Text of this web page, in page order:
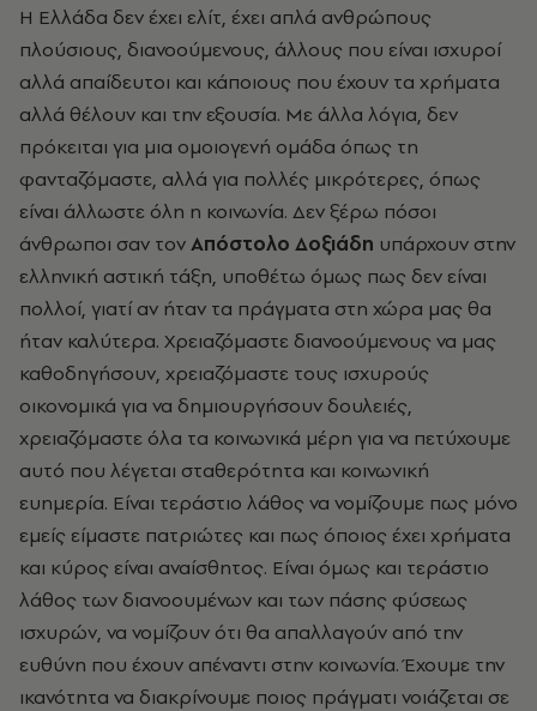
Η Ελλάδα δεν έχει ελίτ, έχει απλά ανθρώπους
πλούσιους, διανοούμενους, άλλους που είναι ισχυροί
αλλά απαίδευτοι και κάποιους που έχουν τα χρήματα
αλλά θέλουν και την εξουσία. Με άλλα λόγια, δεν
πρόκειται για μια ομοιογενή ομάδα όπως τη
φανταζόμαστε, αλλά για πολλές μικρότερες, όπως
είναι άλλωστε όλη η κοινωνία. Δεν ξέρω πόσοι
άνθρωποι σαν τονΑπόστολο Δοξιάδη υπάρχουν στην
ελληνική αστική τάξη, υποθέτω όμως πως δεν είναι
πολλοί, γιατί αν ήταν τα πράγματα στη χώρα μας θα
ήταν καλύτερα. Χρειαζόμαστε διανοούμενους να μας
καθοδηγήσουν, χρειαζόμαστε τους ισχυρούς
οικονομικά για να δημιουργήσουν δουλειές,
χρειαζόμαστε όλα τα κοινωνικά μέρη για να πετύχουμε
αυτό που λέγεται σταθερότητα και κοινωνική
ευημερία. Είναι τεράστιο λάθος να νομίζουμε πως μόνο
εμείς είμαστε πατριώτες και πως όποιος έχει χρήματα
και κύρος είναι αναίσθητος. Είναι όμως και τεράστιο
λάθος των διανοουμένων και των πάσης φύσεως
ισχυρών, να νομίζουν ότι θα απαλλαγούν από την
ευθύνη που έχουν απέναντι στην κοινωνία. Έχουμε την
ικανότητα να διακρίνουμε ποιος πράγματι νοιάζεται σε